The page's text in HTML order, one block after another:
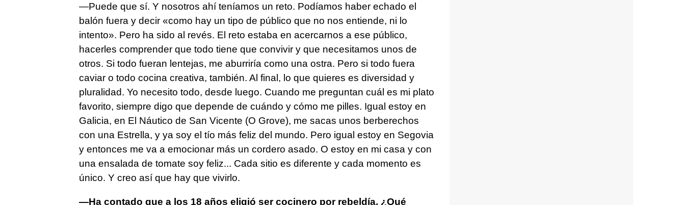
—Puede que sí. Y nosotros ahí teníamos un reto. Podíamos haber echado el
balón fuera y decir «como hay un tipo de público que no nos entiende, ni lo
intento». Pero ha sido al revés. El reto estaba en acercarnos a ese público,
hacerles comprender que todo tiene que convivir y que necesitamos unos de
otros. Si todo fueran lentejas, me aburriría como una ostra. Pero si todo fuera
caviar o todo cocina creativa, también. Al final, lo que quieres es diversidad y
pluralidad. Yo necesito todo, desde luego. Cuando me preguntan cuál es mi plato
favorito, siempre digo que depende de cuándo y cómo me pilles. Igual estoy en
Galicia, en El Náutico de San Vicente (O Grove), me sacas unos berberechos
con una Estrella, y ya soy el tío más feliz del mundo. Pero igual estoy en Segovia
y entonces me va a emocionar más un cordero asado. O estoy en mi casa y con
una ensalada de tomate soy feliz... Cada sitio es diferente y cada momento es
único. Y creo así que hay que vivirlo.
—Ha contado que a los 18 años eligió ser cocinero por rebeldía. ¿Qué